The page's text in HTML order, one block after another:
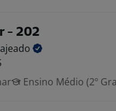
- 202
Ensino Médio (2º